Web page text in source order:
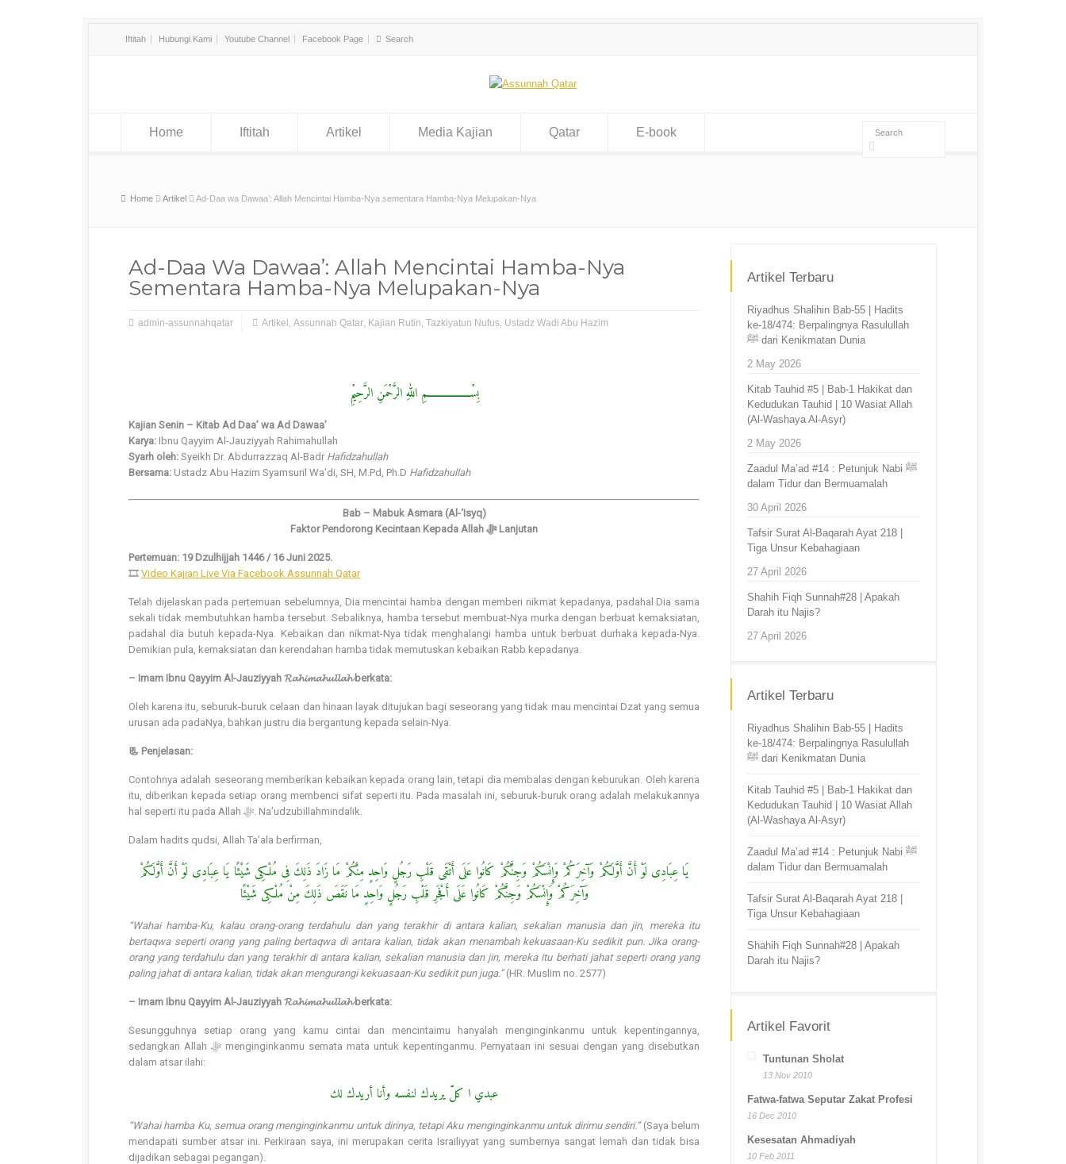
Iftitah Hubungi Kami Youtube Channel Facebook Page
Home Iftitah Artikel Media Kajian Qatar E-book
Home Artikel Ad-Daa wa Dawaa’: Allah Mencintai Hamba-Nya sementara Hamba-Nya Melupakan-Nya
Ad-Daa Wa Dawaa’: Allah Mencintai Hamba-Nya
Sementara Hamba-Nya Melupakan-Nya
admin-assunnahqatar Artikel , Assunnah Qatar, Kajian Rutin, Tazkiyatun Nufus, Ustadz Wadi Abu Hazim
بِسْــــــــــــــــــمِ اللهِ الرَّحْمَنِ الرَّحِيْمِ
Kajian Senin – Kitab Ad Daa’ wa Ad Dawaa’
Karya: Ibnu Qayyim Al-Jauziyyah Rahimahullah
Syarh oleh: Syeikh Dr. Abdurrazzaq Al-Badr Hafidzahullah
Bersama: Ustadz Abu Hazim Syamsuril Wa’di, SH, M.Pd, Ph.D Hafidzahullah
Bab – Mabuk Asmara (Al-‘Isyq)
Faktor Pendorong Kecintaan Kepada Allah ﷻ Lanjutan
Pertemuan: 19 Dzulhijjah 1446 / 16 Juni 2025.
🎞 Video Kajian Live Via Facebook Assunnah Qatar
Telah dijelaskan pada pertemuan sebelumnya, Dia mencintai hamba dengan memberi nikmat kepadanya, padahal Dia sama
sekali tidak membutuhkan hamba tersebut. Sebaliknya, hamba tersebut membuat-Nya murka dengan berbuat kemaksiatan,
padahal dia butuh kepada-Nya. Kebaikan dan nikmat-Nya tidak menghalangi hamba untuk berbuat durhaka kepada-Nya.
Demikian pula, kemaksiatan dan kerendahan hamba tidak memutuskan kebaikan Rabb kepadanya.
– Imam Ibnu Qayyim Al-Jauziyyah 𝓡𝓪𝓱𝓲𝓶𝓪𝓱𝓾𝓵𝓵𝓪𝓱 berkata:
Oleh karena itu, seburuk-buruk celaan dan hinaan layak ditujukan bagi seseorang yang tidak mau mencintai Dzat yang semua
urusan ada padaNya, bahkan justru dia bergantung kepada selain-Nya.
📃 Penjelasan:
Contohnya adalah seseorang memberikan kebaikan kepada orang lain, tetapi dia membalas dengan keburukan. Oleh karena
itu, diberikan kepada setiap orang membenci sifat seperti itu. Pada masalah ini, seburuk-buruk orang adalah melakukannya
hal seperti itu pada Allah ﷻ. Na’udzubillahmindalik.
Dalam hadits qudsi, Allah Ta’ala berfirman,
يَا عِبَادِى لَوْ أَنَّ أَوَّلَكُمْ وَآخِرَكُمْ وَإِنْسَكُمْ وَجِنَّكُمْ كَانُوا عَلَى أَتْقَى قَلْبِ رَجُلٍ وَاحِدٍ مِنْكُمْ مَا زَادَ ذَلِكَ فِى مُلْكِى شَيْئًا يَا عِبَادِى لَوْ أَنَّ أَوَّلَكُمْ
وَآخِرَكُمْ وَإِنْسَكُمْ وَجِنَّكُمْ كَانُوا عَلَى أَفْجَرِ قَلْبِ رَجُلٍ وَاحِدٍ مَا نَقَصَ ذَلِكَ مِنْ مُلْكِى شَيْئًا
“Wahai hamba-Ku, kalau orang-orang terdahulu dan yang terakhir di antara kalian, sekalian manusia dan jin, mereka itu
bertaqwa seperti orang yang paling bertaqwa di antara kalian, tidak akan menambah kekuasaan-Ku sedikit pun. Jika orang-
orang yang terdahulu dan yang terakhir di antara kalian, sekalian manusia dan jin, mereka itu berhati jahat seperti orang yang
paling jahat di antara kalian, tidak akan mengurangi kekuasaan-Ku sedikit pun juga.”(HR. Muslim no. 2577)
– Imam Ibnu Qayyim Al-Jauziyyah 𝓡𝓪𝓱𝓲𝓶𝓪𝓱𝓾𝓵𝓵𝓪𝓱 berkata:
Sesungguhnya setiap orang yang kamu cintai dan mencintaimu hanyalah menginginkanmu untuk kepentingannya,
sedangkan Allah ﷻ menginginkanmu semata mata untuk kepentinganmu. Pernyataan ini sesuai dengan yang disebutkan
dalam atsar ilahi:
عبدي ا كلّ يريدك لنفسه وأنا أريدك لك
“Wahai hamba Ku, semua orang menginginkanmu untuk dirinya, tetapi Aku menginginkanmu untuk dirimu sendiri.” (Saya belum
mendapati sumber atsar ini. Perkiraan saya, ini merupakan cerita Israiliyyat yang sumbernya sangat lemah dan tidak bisa
dijadikan sebagai pegangan).
Artikel Terbaru
Riyadhus Shalihin Bab-55 | Hadits
ke-18/474: Berpalingnya Rasulullah
ﷺ dari Kenikmatan Dunia
2 May 2026
Kitab Tauhid #5 | Bab-1 Hakikat dan
Kedudukan Tauhid | 10 Wasiat Allah
(Al-Washaya Al-Asyr)
2 May 2026
Zaadul Ma’ad #14 : Petunjuk Nabi ﷺ
dalam Tidur dan Bermuamalah
30 April 2026
Tafsir Surat Al-Baqarah Ayat 218 |
Tiga Unsur Kebahagiaan
27 April 2026
Shahih Fiqh Sunnah#28 | Apakah
Darah itu Najis?
27 April 2026
Artikel Terbaru
Riyadhus Shalihin Bab-55 | Hadits
ke-18/474: Berpalingnya Rasulullah
ﷺ dari Kenikmatan Dunia
Kitab Tauhid #5 | Bab-1 Hakikat dan
Kedudukan Tauhid | 10 Wasiat Allah
(Al-Washaya Al-Asyr)
Zaadul Ma’ad #14 : Petunjuk Nabi ﷺ
dalam Tidur dan Bermuamalah
Tafsir Surat Al-Baqarah Ayat 218 |
Tiga Unsur Kebahagiaan
Shahih Fiqh Sunnah#28 | Apakah
Darah itu Najis?
Artikel Favorit
Tuntunan Sholat
13 Nov 2010
Fatwa-fatwa Seputar Zakat Profesi
16 Dec 2010
Kesesatan Ahmadiyah
10 Feb 2011